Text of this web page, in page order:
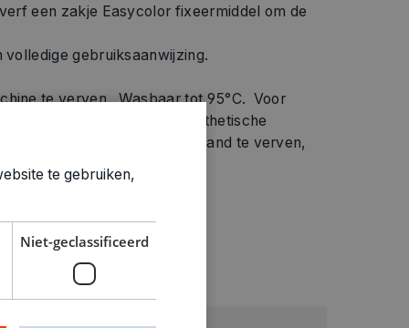
een zakje Easycolor fixeermiddel om de
volledige gebruiksaanwijzing.
te verven. Wasbaar tot 95°C. Voor
textiel (tot 20% synthetische
worden om met de hand te verven,
te gebruiken,
Niet-geclassificeerd